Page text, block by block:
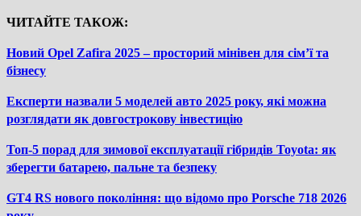
ЧИТАЙТЕ ТАКОЖ:
Новий Opel Zafira 2025 – просторий мінівен для сім’ї та
бізнесу
Експерти назвали 5 моделей авто 2025 року, які можна
розглядати як довгострокову інвестицію
Топ-5 порад для зимової експлуатації гібридів Toyota: як
зберегти батарею, пальне та безпеку
GT4 RS нового покоління: що відомо про Porsche 718 2026